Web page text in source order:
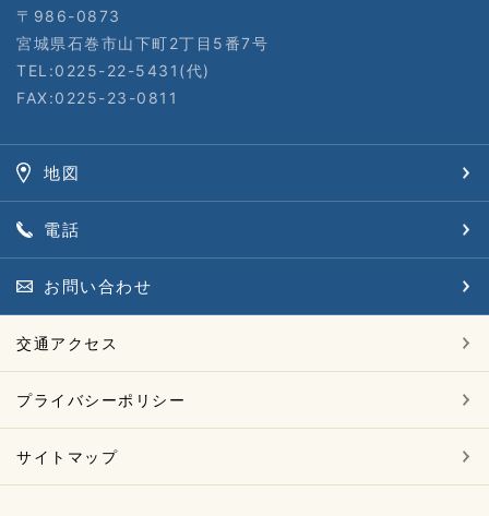
〒986-0873
宮城県石巻市山下町2丁目5番7号
TEL:0225-22-5431(代)
FAX:0225-23-0811
地図
電話
お問い合わせ
交通アクセス
プライバシーポリシー
サイトマップ